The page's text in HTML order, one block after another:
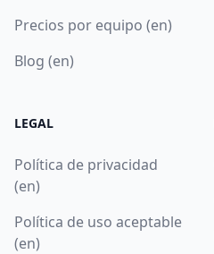
Precios por equipo (en)
Blog (en)
LEGAL
Política de privacidad
(en)
Política de uso aceptable
(en)